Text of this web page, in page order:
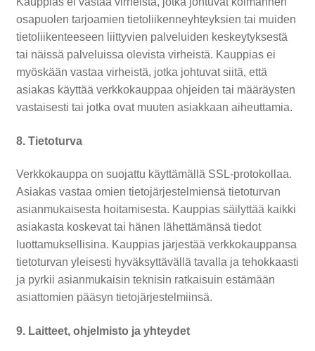
osapuolen tarjoamien tietoliikenneyhteyksien tai muiden
tietoliikenteeseen liittyvien palveluiden keskeytyksestä
tai näissä palveluissa olevista virheistä. Kauppias ei
myöskään vastaa virheistä, jotka johtuvat siitä, että
asiakas käyttää verkkokauppaa ohjeiden tai määräysten
vastaisesti tai jotka ovat muuten asiakkaan aiheuttamia.
8. Tietoturva
Verkkokauppa on suojattu käyttämällä SSL-protokollaa.
Asiakas vastaa omien tietojärjestelmiensä tietoturvan
asianmukaisesta hoitamisesta. Kauppias säilyttää kaikki
asiakasta koskevat tai hänen lähettämänsä tiedot
luottamuksellisina. Kauppias järjestää verkkokauppansa
tietoturvan yleisesti hyväksyttävällä tavalla ja tehokkaasti
ja pyrkii asianmukaisin teknisin ratkaisuin estämään
asiattomien pääsyn tietojärjestelmiinsä.
9. Laitteet, ohjelmisto ja yhteydet